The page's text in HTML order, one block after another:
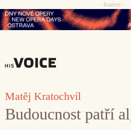
Přeskočit
na
- Inzerce -
Matěj Kratochvíl
Budoucnost patří